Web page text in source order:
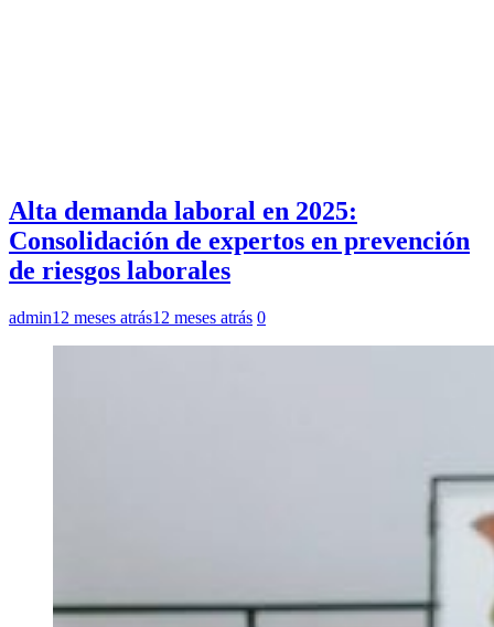
Alta demanda laboral en 2025:
Consolidación de expertos en prevención
de riesgos laborales
admin12 meses atrás12 meses atrás 0